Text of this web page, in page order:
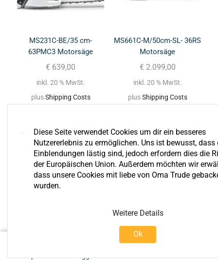
MS231C-BE/35 cm-
63PMC3 Motorsäge
€ 639,00
inkl. 20 % MwSt.
plusShipping Costs
MS661C-M/50cm-SL- 36RS
Motorsäge
€ 2.099,00
inkl. 20 % MwSt.
plusShipping Costs
Shop Einloggen
0
Warenkorb Mehr
Diese Seite verwendet Cookies um dir ein besseres
Nutzererlebnis zu ermöglichen. Uns ist bewusst, dass
Einblendungen lästig sind, jedoch erfordern dies die
der Europäischen Union. Außerdem möchten wir
dass unsere Cookies mit liebe von Oma Trude
wurden.
Weitere Details
Ok